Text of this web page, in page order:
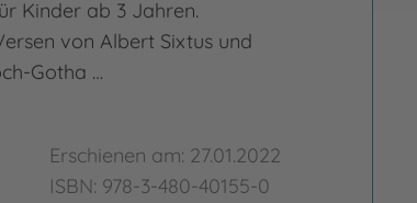
Kinder ab 3 Jahren.
von Albert Sixtus und
Gotha …
Erschienen am: 27.01.2022
ISBN: 978-3-480-40155-0